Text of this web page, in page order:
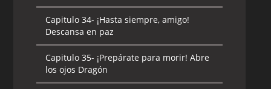
Capitulo 34- ¡Hasta siempre, amigo!
Descansa en paz
Capitulo 35- ¡Prepárate para morir! Abre
los ojos Dragón